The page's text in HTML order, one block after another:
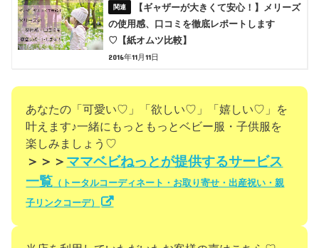
【ギャザーが大きくて安心！】メリーズ
の使用感、口コミを徹底レポートします
♡【紙オムツ比較】
2016年11月11日
あなたの「可愛い♡」「欲しい♡」「嬉しい♡」を
叶えます♪一緒にもっともっとベビー服・子供服を
楽しみましょう♡
＞＞＞ ママベビねっとが提供するサービス
一覧 （トータルコーディネート・お取り寄せ・出産祝い・親
子リンクコーデ）